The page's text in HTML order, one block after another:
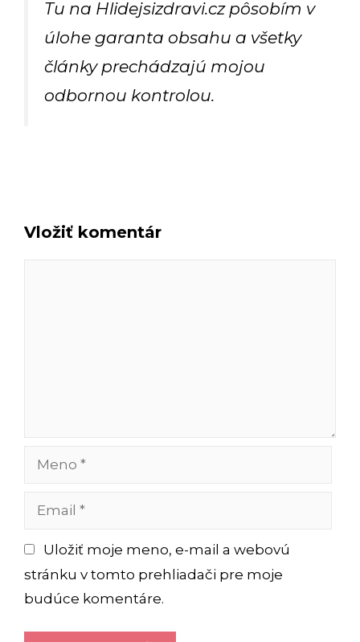
Tu na Hlidejsizdravi.cz pôsobím v
úlohe garanta obsahu a všetky
články prechádzajú mojou
odbornou kontrolou.
Vložiť komentár
Meno
Email
Uložiť moje meno, e-mail a webovú
stránku v tomto prehliadači pre moje
budúce komentáre.